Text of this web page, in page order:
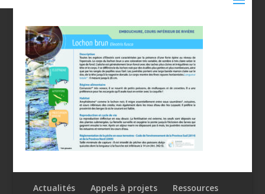
Actualités Appels à projets
Ressources